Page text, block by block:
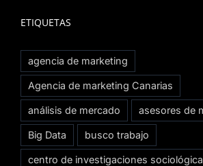
ETIQUETAS
agencia de marketing
Agencia de marketing Canarias
análisis de mercado asesores de
Big Data busco trabajo
centro de investigaciones